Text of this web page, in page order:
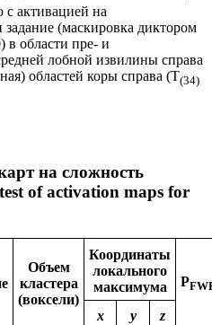
с активацией на
(маскировка диктором
в области пре- и
лобной извилины справа
областей коры справа (T(34)
на сложность
of activation maps for
Объем
кластера
(воксели)
Координаты
локального
максимума
P
x y
z